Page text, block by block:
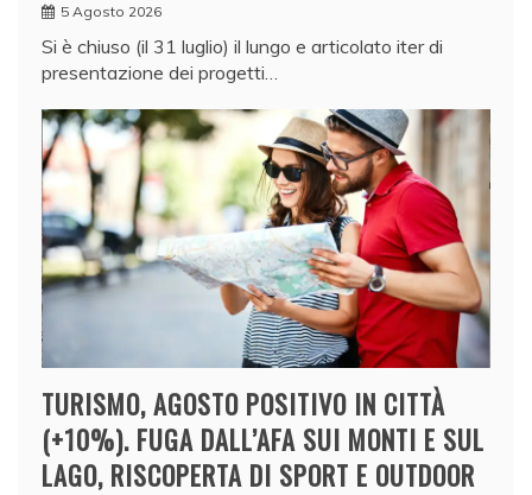
5 Agosto 2026
Si è chiuso (il 31 luglio) il lungo e articolato iter di
presentazione dei progetti…
TURISMO, AGOSTO POSITIVO IN CITTÀ
(+10%). FUGA DALL’AFA SUI MONTI E SUL
LAGO, RISCOPERTA DI SPORT E OUTDOOR